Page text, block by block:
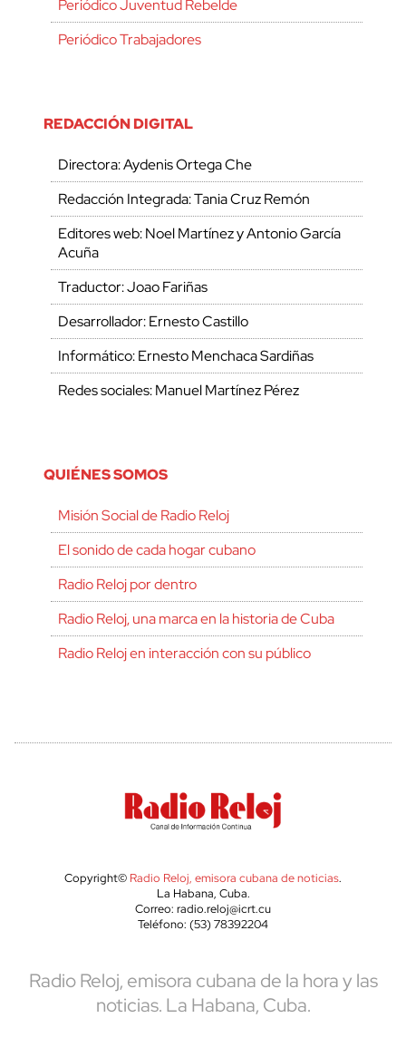
Periódico Juventud Rebelde
Periódico Trabajadores
REDACCIÓN DIGITAL
Directora: Aydenis Ortega Che
Redacción Integrada: Tania Cruz Remón
Editores web: Noel Martínez y Antonio García
Acuña
Traductor: Joao Fariñas
Desarrollador: Ernesto Castillo
Informático: Ernesto Menchaca Sardiñas
Redes sociales: Manuel Martínez Pérez
QUIÉNES SOMOS
Misión Social de Radio Reloj
El sonido de cada hogar cubano
Radio Reloj por dentro
Radio Reloj, una marca en la historia de Cuba
Radio Reloj en interacción con su público
Copyright© Radio Reloj, emisora cubana de noticias.
La Habana, Cuba.
Correo: radio.reloj@icrt.cu
Teléfono: (53) 78392204
Radio Reloj, emisora cubana de la hora y las
noticias. La Habana, Cuba.